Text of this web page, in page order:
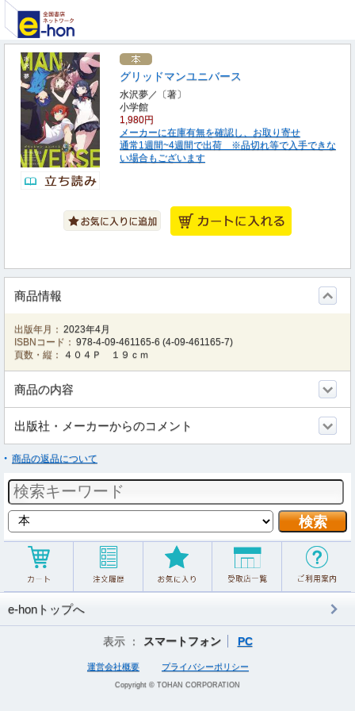
グリッドマンユニバース
水沢夢／〔著〕
小学館
1,980円
メーカーに在庫有無を確認し、お取り寄せ
通常1週間~4週間で出荷 ※品切れ等で入手できな
い場合もございます
商品情報
出版年月： 2023年4月
ISBNコード： 978-4-09-461165-6 (4-09-461165-7)
頁数・縦：
４０４Ｐ １９ｃｍ
商品の内容
出版社・メーカーからのコメント
商品の返品について
e-honトップへ
表示 ： スマートフォン PC
運営会社概要 プライバシーポリシー
Copyright © TOHAN CORPORATION